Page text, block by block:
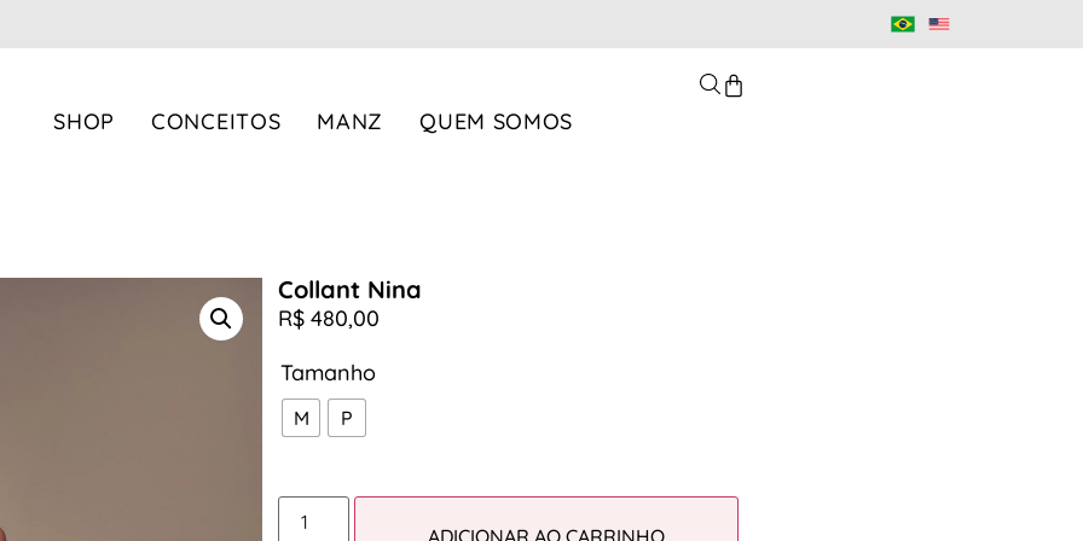
SHOP
Garden
Life
Yawá Colors
Escape
Oils
CONCEITOS MANZ QUEM SOMOS
Collant Nina
R$ 480,00
Tamanho
M P
ADICIONAR AO CARRINHO